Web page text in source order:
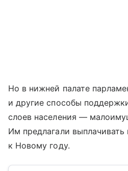
Но в нижней палате
и другие способы
слоев населения —
Им предлагали выплачивать
к Новому году.